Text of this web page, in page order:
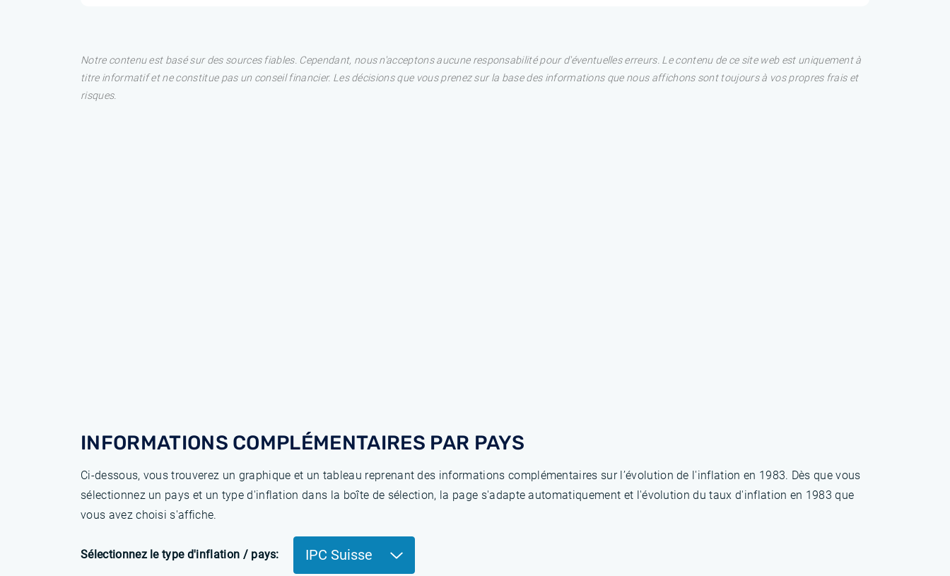
Notre contenu est basé sur des sources fiables. Cependant, nous n'acceptons aucune responsabilité pour d'éventuelles erreurs. Le contenu de ce site web est uniquement à
titre informatif et ne constitue pas un conseil financier. Les décisions que vous prenez sur la base des informations que nous affichons sont toujours à vos propres frais et
risques.
INFORMATIONS COMPLÉMENTAIRES PAR PAYS
Ci-dessous, vous trouverez un graphique et un tableau reprenant des informations complémentaires sur l’évolution de l'inflation en 1983. Dès que vous
sélectionnez un pays et un type d'inflation dans la boîte de sélection, la page s'adapte automatiquement et l'évolution du taux d'inflation en 1983 que
vous avez choisi s'affiche.
Sélectionnez le type d'inflation / pays: IPC Suisse